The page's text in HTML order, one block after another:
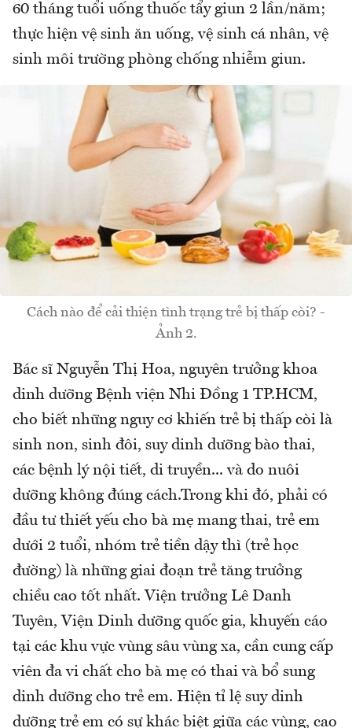
60 tháng tuổi uống thuốc tẩy giun 2 lần/năm;
thực hiện vệ sinh ăn uống, vệ sinh cá nhân, vệ
sinh môi trường phòng chống nhiễm giun.
Cách nào để cải thiện tình trạng trẻ bị thấp còi? -
Ảnh 2.
Bác sĩ Nguyễn Thị Hoa, nguyên trưởng khoa
dinh dưỡng Bệnh viện Nhi Đồng 1 TP.HCM,
cho biết những nguy cơ khiến trẻ bị thấp còi là
sinh non, sinh đôi, suy dinh dưỡng bào thai,
các bệnh lý nội tiết, di truyền... và do nuôi
dưỡng không đúng cách.Trong khi đó, phải có
đầu tư thiết yếu cho bà mẹ mang thai, trẻ em
dưới 2 tuổi, nhóm trẻ tiền dậy thì (trẻ học
đường) là những giai đoạn trẻ tăng trưởng
chiều cao tốt nhất. Viện trưởng Lê Danh
Tuyên, Viện Dinh dưỡng quốc gia, khuyến cáo
tại các khu vực vùng sâu vùng xa, cần cung cấp
viên đa vi chất cho bà mẹ có thai và bổ sung
dinh dưỡng cho trẻ em. Hiện tỉ lệ suy dinh
dưỡng trẻ em có sự khác biệt giữa các vùng, cao